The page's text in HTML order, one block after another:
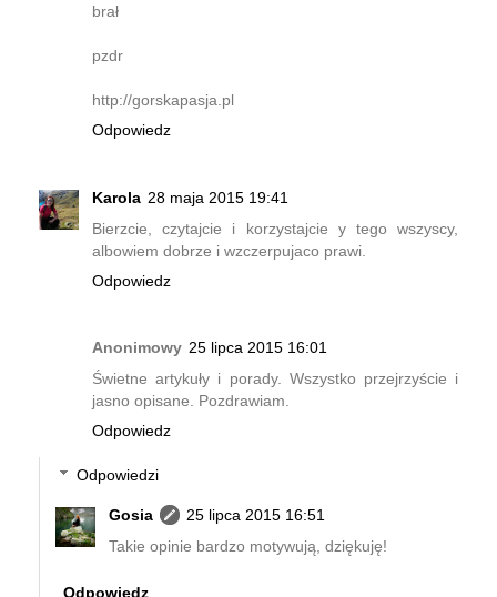
brał
pzdr
http://gorskapasja.pl
Odpowiedz
Karola 28 maja 2015 19:41
Bierzcie, czytajcie i korzystajcie y tego wszyscy,
albowiem dobrze i wzczerpujaco prawi.
Odpowiedz
Anonimowy 25 lipca 2015 16:01
Świetne artykuły i porady. Wszystko przejrzyście i
jasno opisane. Pozdrawiam.
Odpowiedz
Odpowiedzi
Gosia
25 lipca 2015 16:51
Takie opinie bardzo motywują, dziękuję!
Odpowiedz